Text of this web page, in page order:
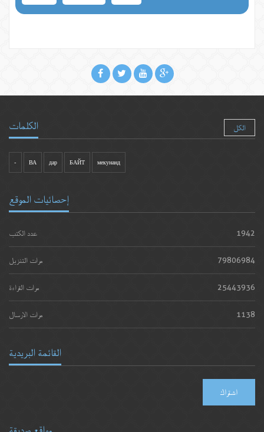
الكلمات الكل
- ВА дар БАЙТ мекунанд
إحصائيات الموقع
عدد الكتب 1942
مرات التنزيل 79806984
مرات القراءة 25443936
مرات الارسال 1138
القائمة البريدية
اشتراك
مواقع صديقة